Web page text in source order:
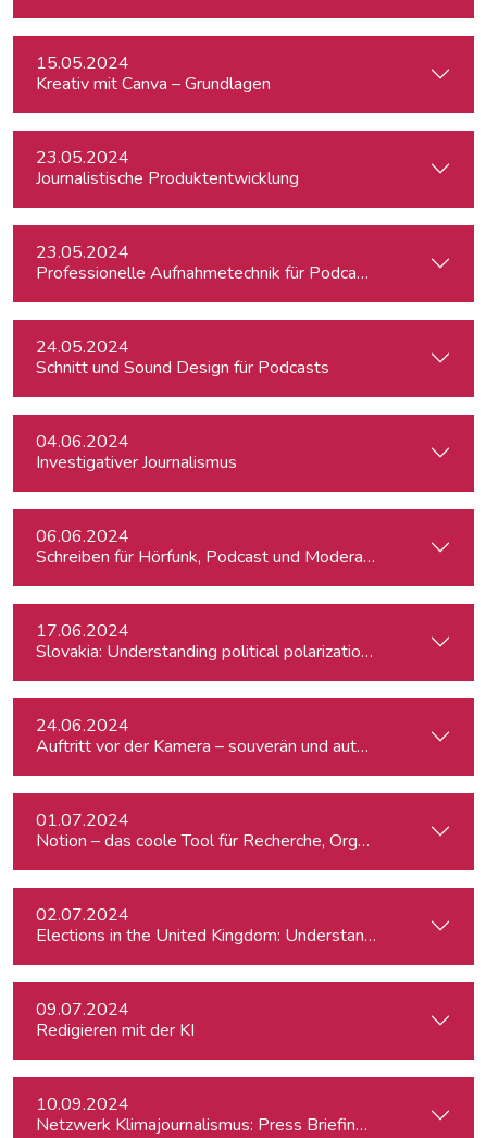
15.05.2024
Kreativ mit Canva – Grundlagen
23.05.2024
Journalistische Produktentwicklung
23.05.2024
Professionelle Aufnahmetechnik für Podcasts
24.05.2024
Schnitt und Sound Design für Podcasts
04.06.2024
Investigativer Journalismus
06.06.2024
Schreiben für Hörfunk, Podcast und Moderation
17.06.2024
Slovakia: Understanding political polarizations and their
24.06.2024
Auftritt vor der Kamera – souverän und authentisch
01.07.2024
Notion – das coole Tool für Recherche, Organisation &
02.07.2024
Elections in the United Kingdom: Understanding Voters’
09.07.2024
Redigieren mit der KI
10.09.2024
Netzwerk Klimajournalismus: Press Briefing zur